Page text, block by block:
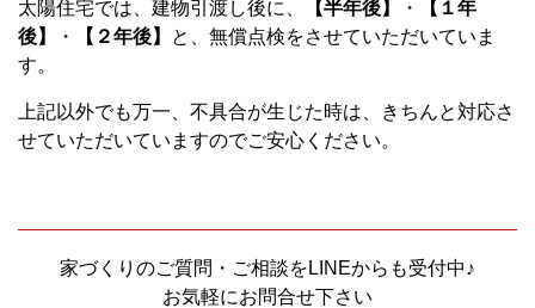
太陽住宅では、建物引渡し後に、 【半年後】 ・
【１年
後】
・ 【２年後】
と、無償点検をさせていただいていま
す。
上記以外でも万一、不具合が生じた時は、きちんと対応さ
せていただいていますのでご安心ください。
家づくりのご質問・ご相談をLINEからも受付中♪
お気軽にお問合せ下さい